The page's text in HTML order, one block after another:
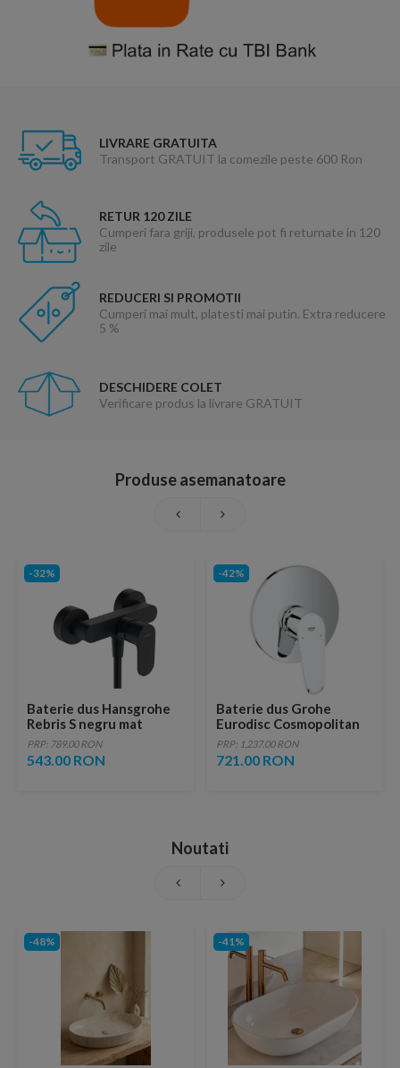
LIVRARE GRATUITA
Transport GRATUIT la comezile peste 600 Ron
RETUR 120 ZILE
Cumperi fara griji, produsele pot fi returnate in 120
zile
REDUCERI SI PROMOTII
Cumperi mai mult, platesti mai putin. Extra reducere
5 %
DESCHIDERE COLET
Verificare produs la livrare GRATUIT
Produse asemanatoare
-32%
Baterie dus Hansgrohe
Rebris S negru mat
monocomanda
PRP: 789.00 RON
543.00 RON
-42%
Baterie dus Grohe
Eurodisc Cosmopolitan
cu monocomanda
PRP: 1,237.00 RON
721.00 RON
Noutati
-48% -41%